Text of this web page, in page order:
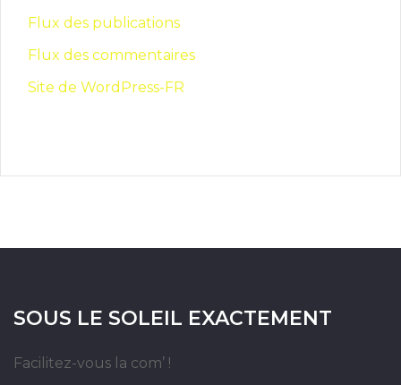
Flux des publications
Flux des commentaires
Site de WordPress-FR
SOUS LE SOLEIL EXACTEMENT
Facilitez-vous la com’ !